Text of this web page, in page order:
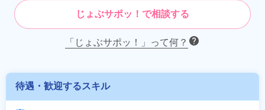
じょぶサポッ！で相談する
「じょぶサポッ！」って何？
待遇・歓迎するスキル